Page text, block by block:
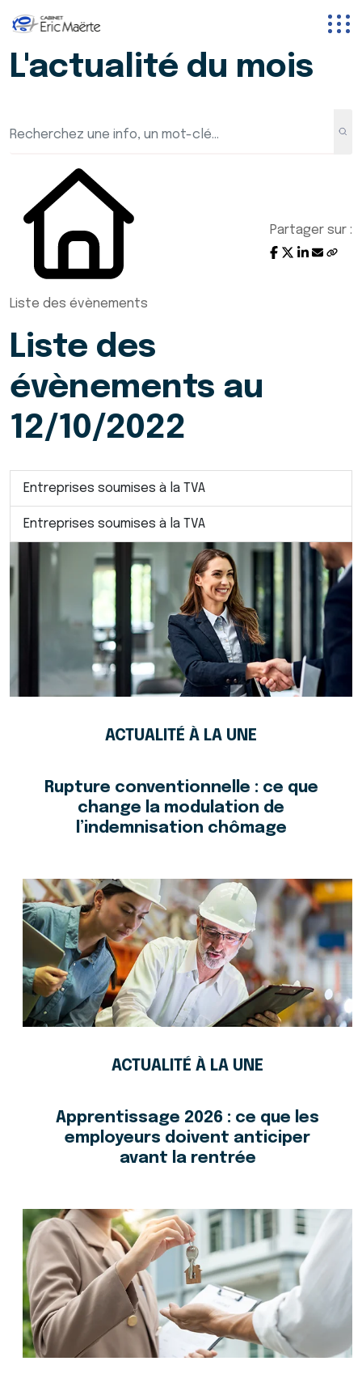
L'actualité du mois
Liste des évènements
Partager sur :
Liste des
évènements au
12/10/2022
Entreprises soumises à la TVA
Entreprises soumises à la TVA
ACTUALITÉ À LA UNE
Rupture conventionnelle : ce que
change la modulation de
l’indemnisation chômage
ACTUALITÉ À LA UNE
Apprentissage 2026 : ce que les
employeurs doivent anticiper
avant la rentrée